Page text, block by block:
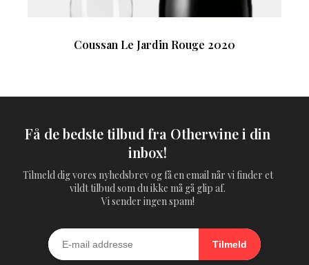
Coussan Le Jardin Rouge 2020
Få de bedste tilbud fra Otherwine i din
inbox!
Tilmeld dig vores nyhedsbrev og få en email når vi finder et
vildt tilbud som du ikke må gå glip af.
Vi sender ingen spam!
Tilmeld